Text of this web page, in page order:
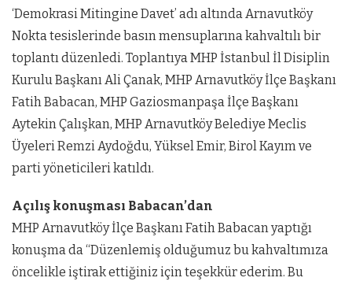
‘Demokrasi Mitingine Davet’ adı altında Arnavutköy
Nokta tesislerinde basın mensuplarına kahvaltılı bir
toplantı düzenledi. Toplantıya MHP İstanbul İl Disiplin
Kurulu Başkanı Ali Çanak, MHP Arnavutköy İlçe Başkanı
Fatih Babacan, MHP Gaziosmanpaşa İlçe Başkanı
Aytekin Çalışkan, MHP Arnavutköy Belediye Meclis
Üyeleri Remzi Aydoğdu, Yüksel Emir, Birol Kayım ve
parti yöneticileri katıldı.
Açılış konuşması Babacan’dan
MHP Arnavutköy İlçe Başkanı Fatih Babacan yaptığı
konuşma da “Düzenlemiş olduğumuz bu kahvaltımıza
öncelikle iştirak ettiğiniz için teşekkür ederim. Bu